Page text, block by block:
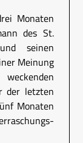
Monaten
des St.
seinen
Meinung
der letzten
Monaten